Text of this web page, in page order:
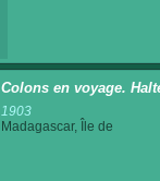
Colons en voyage.
1903
Madagascar, Île de